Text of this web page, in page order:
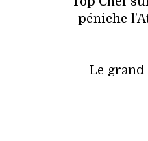
péniche
Le